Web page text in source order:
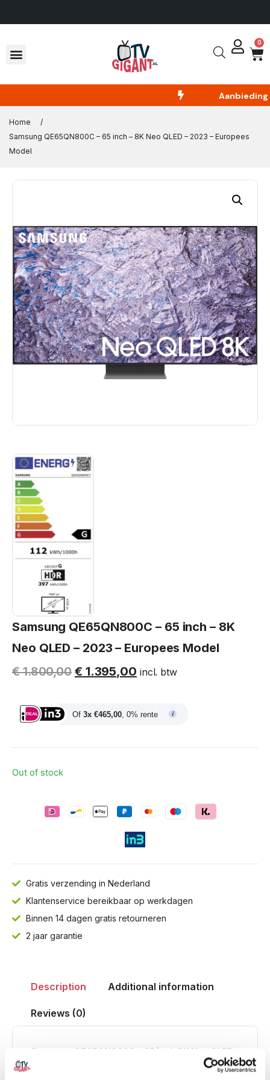
0
Aanbieding
Home
/
Samsung QE65QN800C – 65 inch – 8K Neo QLED – 2023 – Europees
Model
Samsung QE65QN800C – 65 inch – 8K
Neo QLED – 2023 – Europees Model
€1.800,00 € 1.395,00 incl. btw
Of 3x €465,00 , 0% rente
Out of stock
Gratis verzending in Nederland
Klantenservice bereikbaar op werkdagen
Binnen 14 dagen gratis retourneren
2 jaar garantie
Description Additional information
Reviews (0)
Samsung QE65QN800C – 65 inch 8K Neo QLED